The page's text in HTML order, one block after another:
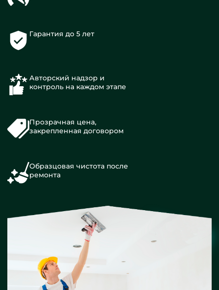
Гарантия до 5 лет
Авторский надзор и
контроль на каждом этапе
Прозрачная цена,
закрепленная договором
Образцовая чистота после
ремонта